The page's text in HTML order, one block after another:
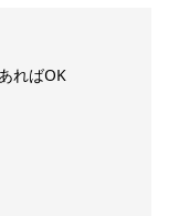
ればOK